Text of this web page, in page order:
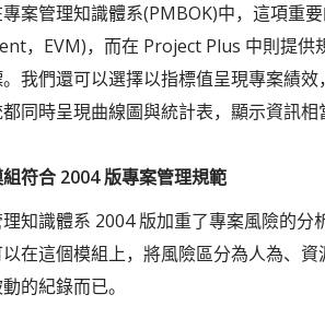
案管理知識體系(PMBOK)中，這項重
，EVM)，而在 Project Plus 中則提供
我們還可以選擇以指標值呈現專案績
同時呈現曲線圖與統計表，顯示資訊相
符合 2004 版專案管理規範
知識體系 2004 版加重了專案風險的
在這個模組上，將風險區分為人為、
的紀錄而已。